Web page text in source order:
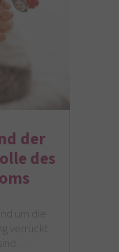
der
des
um die
verrückt.